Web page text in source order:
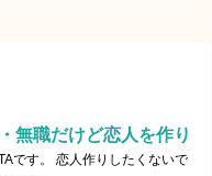
無職だけど恋人を作り
です。 恋人作りしたくないで